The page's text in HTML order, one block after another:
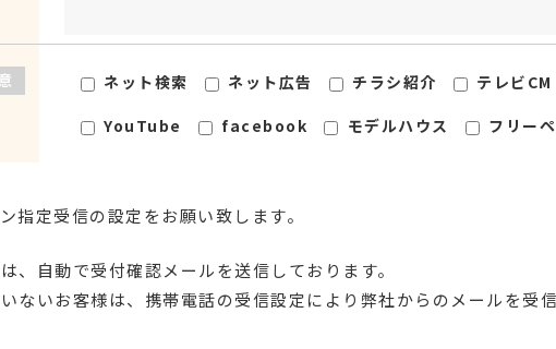
ネット検索 ネット広告 チラシ紹介
テレビCM
YouTube
facebook モデルハウス フリー
定受信の設定をお願い致します。
、自動で受付確認メールを送信しております。
ないお客様は、携帯電話の受信設定により弊社からのメールを受